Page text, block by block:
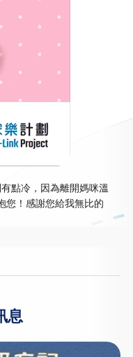
點冷，因為離開媽咪溫
您！感謝您給我無比的
息